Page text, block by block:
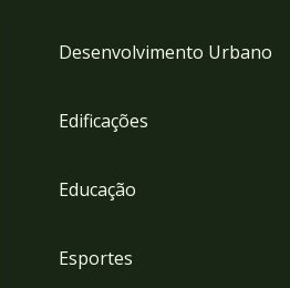
Desenvolvimento Urbano
Edificações
Educação
Esportes